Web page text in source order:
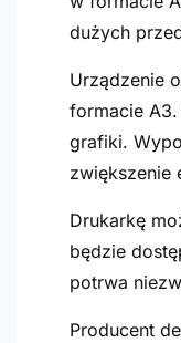
dużych
Urządzenie
formacie
grafiki.
zwiększenie
Drukarkę
będzie
potrwa
Producent